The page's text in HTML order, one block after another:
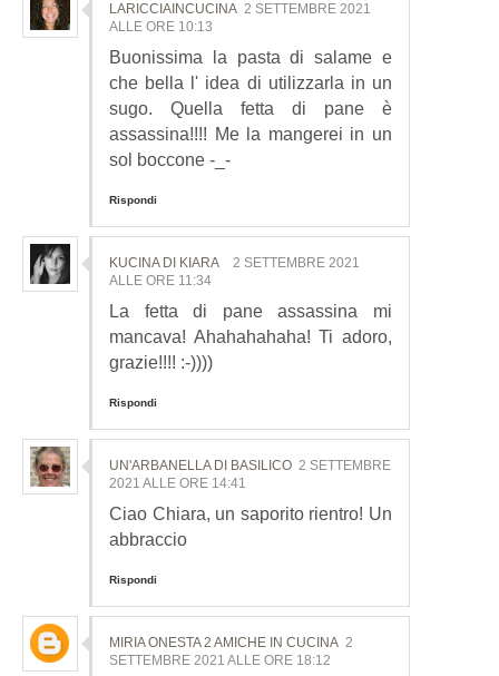
LARICCIAINCUCINA 2 SETTEMBRE 2021
ALLE ORE 10:13
Buonissima la pasta di salame e
che bella l' idea di utilizzarla in un
sugo. Quella fetta di pane è
assassina!!!! Me la mangerei in un
sol boccone -_-
Rispondi
KUCINA DI KIARA
2 SETTEMBRE 2021
ALLE ORE 11:34
La fetta di pane assassina mi
mancava! Ahahahahaha! Ti adoro,
grazie!!!! :-))))
Rispondi
UN'ARBANELLA DI BASILICO 2 SETTEMBRE
2021 ALLE ORE 14:41
Ciao Chiara, un saporito rientro! Un
abbraccio
Rispondi
MIRIA ONESTA 2 AMICHE IN CUCINA 2
SETTEMBRE 2021 ALLE ORE 18:12